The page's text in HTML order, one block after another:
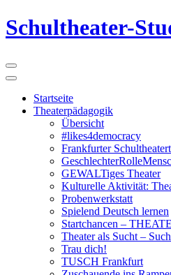
Schultheater-
Startseite
Theaterpädagogik
Übersicht
#likes4democracy
Frankfurter
GEWALTiges Theater
Kulturelle Aktivität:
Probenwerkstatt
Spielend Deutsch lernen
Startchancen –
Theater als Sucht –
Trau dich!
TUSCH Frankfurt